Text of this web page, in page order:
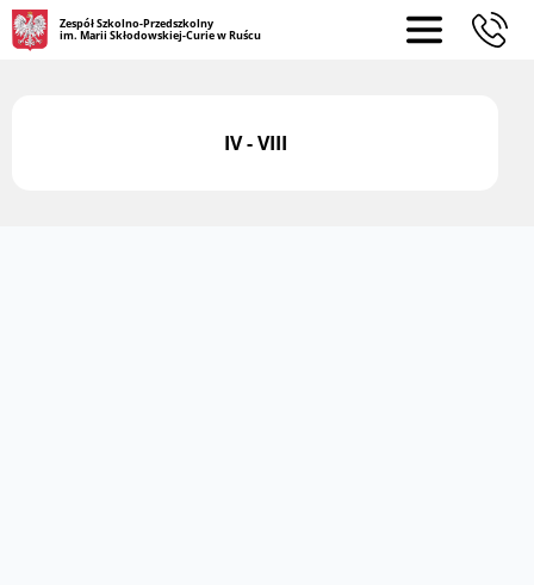
Zespół Szkolno-Przedszkolny
im. Marii Skłodowskiej-Curie w Ruścu
IV - VIII